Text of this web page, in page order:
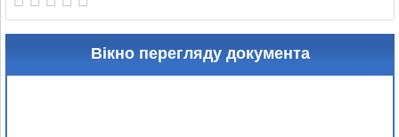
Вікно перегляду документа